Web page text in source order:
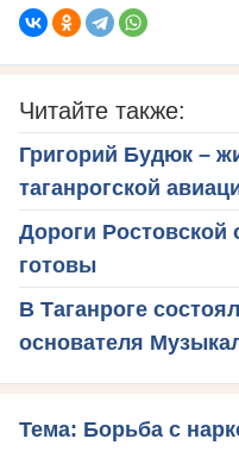
Читайте также:
Григорий Будюк –
таганрогской
Дороги Ростовской
готовы
В Таганроге
основателя
Тема: Борьба с